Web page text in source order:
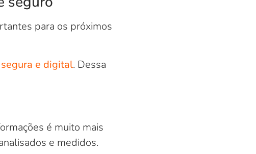
para os próximos
e digital. Dessa
é muito mais
e medidos.